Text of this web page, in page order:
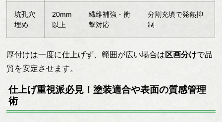
坑孔穴
埋め
20mm
以上
繊維補強・衝
撃対応
分割充填で発熱抑
制
厚付けは一度に仕上げず、範囲が広い場合は 区画分けで品
質を安定させます。
仕上げ重視派必見！塗装適合や表面の質感管理
術